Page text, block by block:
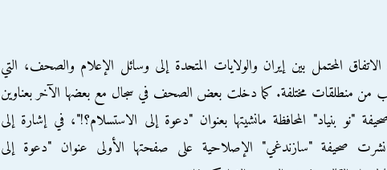
المحتمل بين إيران والولايات المتحدة إلى وسائل الإعلام والصحف، التي
من منطلقات مختلفة. كما دخلت بعض الصحف في سجال مع بعضها الآخر بعناوين
"نو بنياد" المحافظة مانشيتها بعنوان "دعوة إلى الاستسلام؟!"، في إشارة إلى
نشرت صحيفة "سازندغي" الإصلاحية على صفحتها الأولى عنوان "دعوة إلى